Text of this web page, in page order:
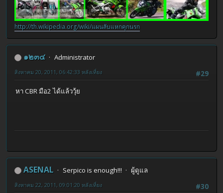
http://th.wikipedia.org/wiki/แผนลับแหกคุกนรก
๑๒๓๔
Administrator
#29
สิงหาคม 20, 2011, 06:42:33 หลังเที่ยง
หา CBR มือ2 ได้แล้ววุ้ย
ASENAL Serpico is enough!!!
ผู้ดูแล
#30
สิงหาคม 22, 2011, 09:01:20 หลังเที่ยง